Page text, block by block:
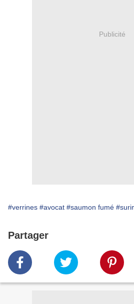
Publicité
#verrines #avocat #saumon fumé
Partager